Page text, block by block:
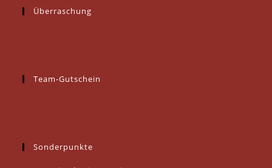
Überraschung
Team-Gutschein
Sonderpunkte